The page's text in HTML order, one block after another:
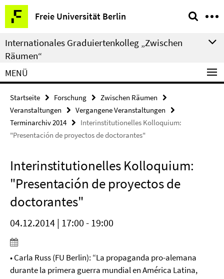
Springe
direkt
zu
Inhalt
Freie Universität Berlin
Service-
Navigation
Internationales Graduiertenkolleg „Zwischen
Räumen“
MENÜ
Startseite Forschung
Zwischen Räumen
Veranstaltungen
Vergangene Veranstaltungen
Terminarchiv 2014
Interinstitutionelles Kolloquium:
"Presentación de proyectos de doctorantes"
Interinstitutionelles Kolloquium:
"Presentación de proyectos de
doctorantes"
04.12.2014 | 17:00 - 19:00
• Carla Russ (FU Berlin): “La propaganda pro-alemana
durante la primera guerra mundial en América Latina,